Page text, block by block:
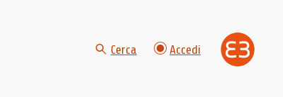
Cerca Accedi